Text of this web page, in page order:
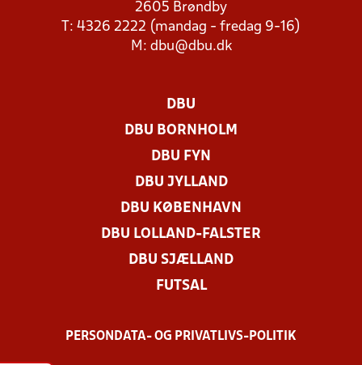
2605 Brøndby
T: 4326 2222 (mandag - fredag 9-16)
M: dbu@dbu.dk
DBU
DBU BORNHOLM
DBU FYN
DBU JYLLAND
DBU KØBENHAVN
DBU LOLLAND-FALSTER
DBU SJÆLLAND
FUTSAL
PERSONDATA- OG PRIVATLIVS-POLITIK